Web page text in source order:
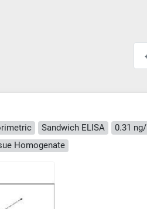
Sandwich ELISA
0.31
Homogenate